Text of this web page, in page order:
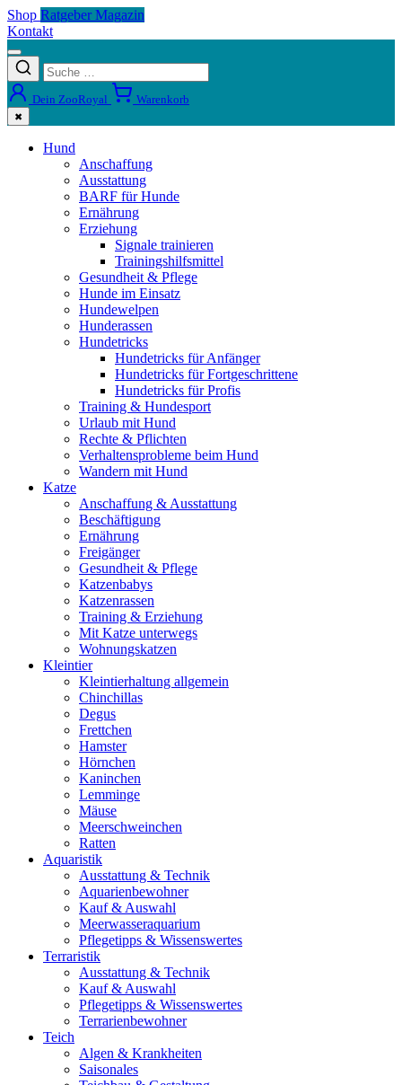
Shop Ratgeber Magazin
Kontakt
Dein ZooRoyal Warenkorb
✖
Hund
Anschaffung
Ausstattung
BARF für Hunde
Ernährung
Erziehung
Signale trainieren
Trainingshilfsmittel
Gesundheit & Pflege
Hunde im Einsatz
Hundewelpen
Hunderassen
Hundetricks
Hundetricks für Anfänger
Hundetricks für Fortgeschrittene
Hundetricks für Profis
Training & Hundesport
Urlaub mit Hund
Rechte & Pflichten
Verhaltensprobleme beim Hund
Wandern mit Hund
Katze
Anschaffung & Ausstattung
Beschäftigung
Ernährung
Freigänger
Gesundheit & Pflege
Katzenbabys
Katzenrassen
Training & Erziehung
Mit Katze unterwegs
Wohnungskatzen
Kleintier
Kleintierhaltung allgemein
Chinchillas
Degus
Frettchen
Hamster
Hörnchen
Kaninchen
Lemminge
Mäuse
Meerschweinchen
Ratten
Aquaristik
Ausstattung & Technik
Aquarienbewohner
Kauf & Auswahl
Meerwasseraquarium
Pflegetipps & Wissenswertes
Terraristik
Ausstattung & Technik
Kauf & Auswahl
Pflegetipps & Wissenswertes
Terrarienbewohner
Teich
Algen & Krankheiten
Saisonales